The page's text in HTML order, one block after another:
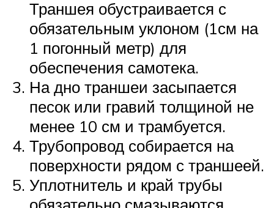
Траншея обустраивается с
обязательным уклоном (1см на
1 погонный метр) для
обеспечения самотека.
На дно траншеи засыпается
песок или гравий толщиной не
менее 10 см и трамбуется.
Трубопровод собирается на
поверхности рядом с траншеей.
Уплотнитель и край трубы